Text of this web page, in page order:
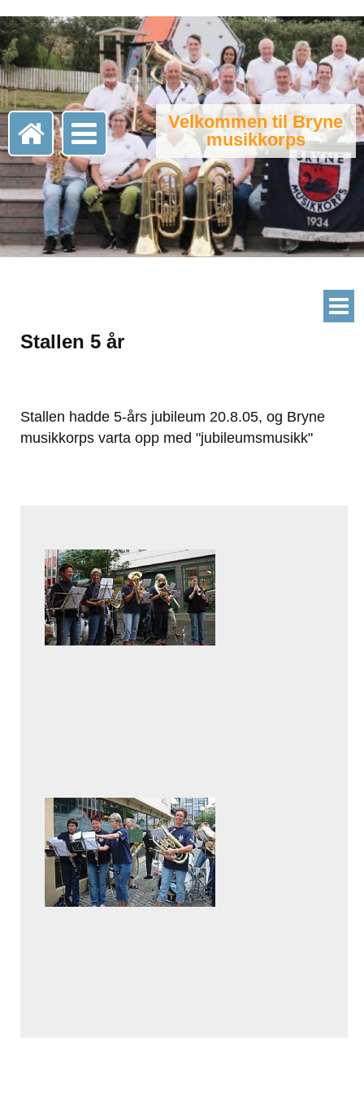
Velkommen til Bryne
musikkorps
Stallen 5 år
Stallen hadde 5-års jubileum 20.8.05, og Bryne
musikkorps varta opp med "jubileumsmusikk"